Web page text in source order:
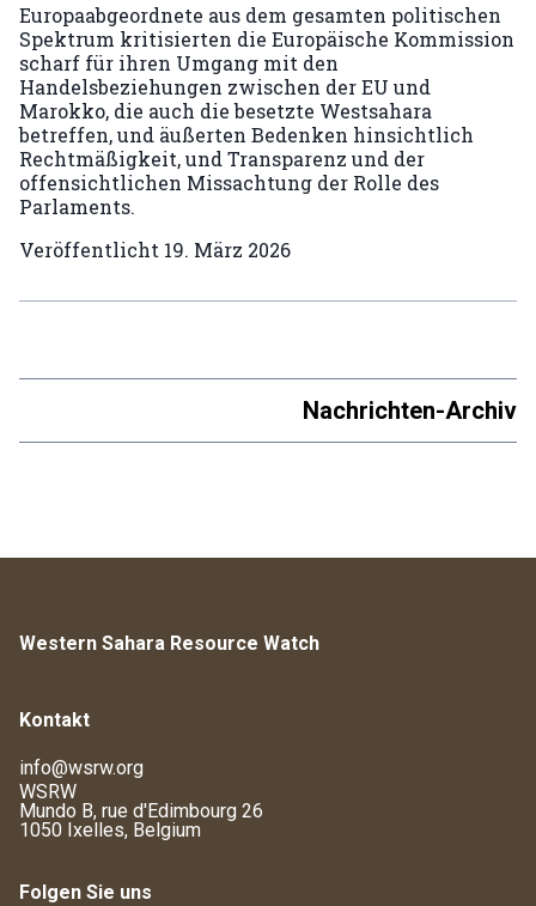
Europaabgeordnete aus dem gesamten politischen
Spektrum kritisierten die Europäische Kommission
scharf für ihren Umgang mit den
Handelsbeziehungen zwischen der EU und
Marokko, die auch die besetzte Westsahara
betreffen, und äußerten Bedenken hinsichtlich
Rechtmäßigkeit, und Transparenz und der
offensichtlichen Missachtung der Rolle des
Parlaments.
Veröffentlicht 19. März 2026
Nachrichten-Archiv
Western Sahara Resource Watch
Kontakt
info@wsrw.org
WSRW
Mundo B, rue d'Edimbourg 26
1050 Ixelles, Belgium
Folgen Sie uns